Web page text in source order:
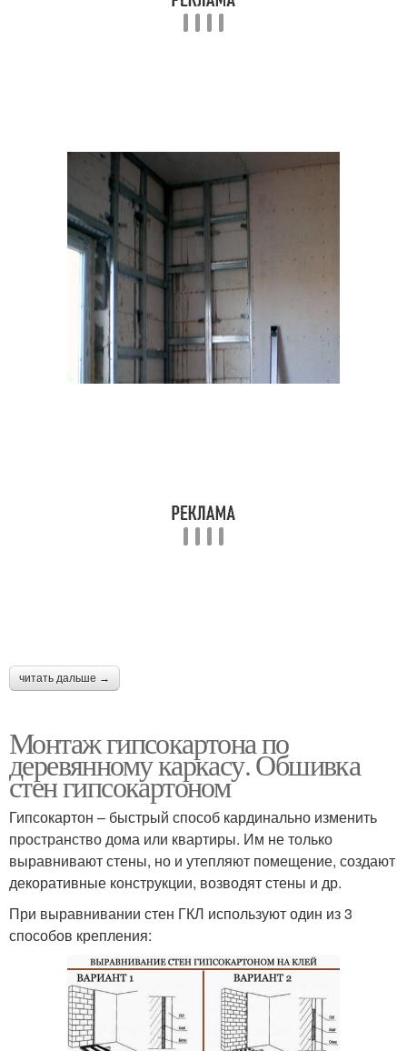
читать дальше →
Монтаж гипсокартона по
деревянному каркасу. Обшивка
стен гипсокартоном
Гипсокартон – быстрый способ кардинально изменить
пространство дома или квартиры. Им не только
выравнивают стены, но и утепляют помещение, создают
декоративные конструкции, возводят стены и др.
При выравнивании стен ГКЛ используют один из 3
способов крепления: